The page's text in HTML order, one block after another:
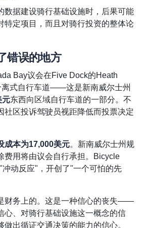
数据建设骑行基础设施时，后果可能
定项目，而且对骑行投资的整体论
错误的地方
Bay议会在Five Dock的Heath
离式自行车道——这是新南威尔士州
元东西向区域自行车道的一部分。不
社区投诉驾驶员视距降低而投票决定
成本为17,000美元。新南威尔士州规
费用将由议会自行承担。Bicycle
动反应"，开创了"一个可怕的先
财务上的。这是一种信心的丧失——
心、对骑行基础设施这一概念的信
出循证交通决策的能力的信心。